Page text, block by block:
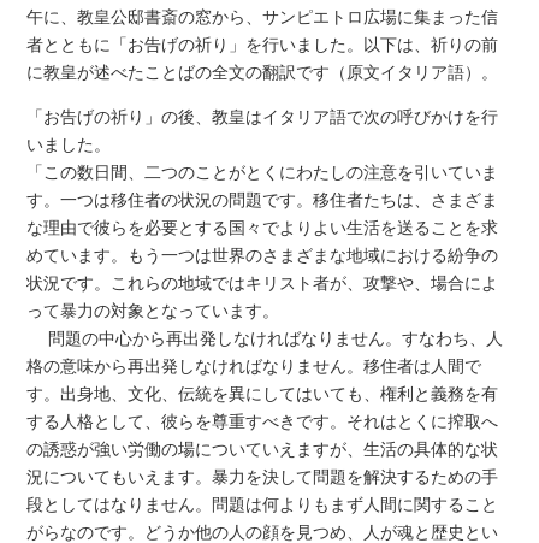
午に、教皇公邸書斎の窓から、サンピエトロ広場に集まった信
者とともに「お告げの祈り」を行いました。以下は、祈りの前
に教皇が述べたことばの全文の翻訳です（原文イタリア語）。
「お告げの祈り」の後、教皇はイタリア語で次の呼びかけを行
いました。
「この数日間、二つのことがとくにわたしの注意を引いていま
す。一つは移住者の状況の問題です。移住者たちは、さまざま
な理由で彼らを必要とする国々でよりよい生活を送ることを求
めています。もう一つは世界のさまざまな地域における紛争の
状況です。これらの地域ではキリスト者が、攻撃や、場合によ
って暴力の対象となっています。
問題の中心から再出発しなければなりません。すなわち、人
格の意味から再出発しなければなりません。移住者は人間で
す。出身地、文化、伝統を異にしてはいても、権利と義務を有
する人格として、彼らを尊重すべきです。それはとくに搾取へ
の誘惑が強い労働の場についていえますが、生活の具体的な状
況についてもいえます。暴力を決して問題を解決するための手
段としてはなりません。問題は何よりもまず人間に関すること
がらなのです。どうか他の人の顔を見つめ、人が魂と歴史とい